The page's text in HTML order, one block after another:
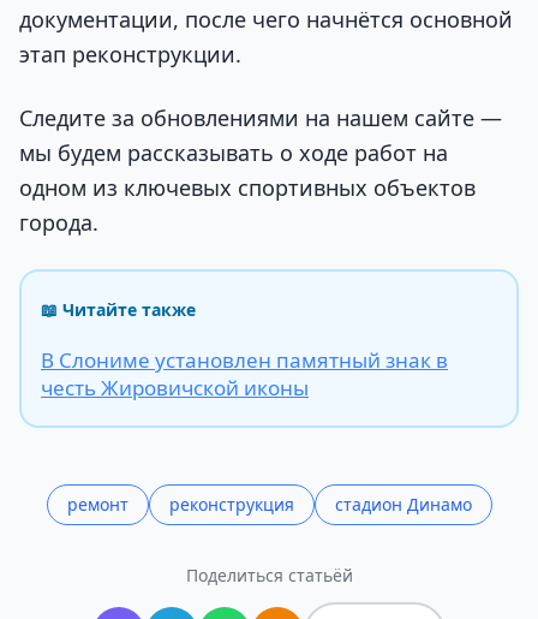
документации, после чего начнётся основной
этап реконструкции.
Следите за обновлениями на нашем сайте —
мы будем рассказывать о ходе работ на
одном из ключевых спортивных объектов
города.
📖 Читайте также
В Слониме установлен памятный знак в
честь Жировичской иконы
ремонт реконструкция стадион Динамо
Поделиться статьёй